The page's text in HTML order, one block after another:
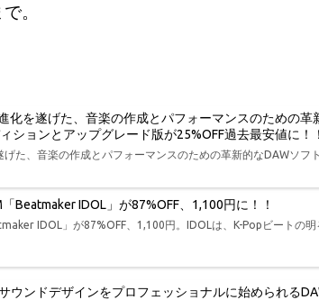
。
化を遂げた、音楽の作成とパフォーマンスのための革
ョンとアップグレード版が25%OFF過去最安値に！！
た、音楽の作成とパフォーマンスのための革新的なDAWソフ
Beatmaker IDOL」が87%OFF、1,100円に！！
IDOL」が87%OFF、1,100円。IDOLは、K-Popビートの明
ンドデザインをプロフェッショナルに始められる